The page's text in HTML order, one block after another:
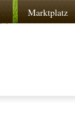
Marktplatz